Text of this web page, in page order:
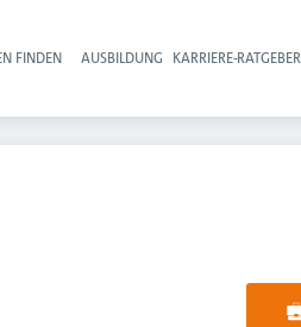
Haupt-Navigation
FINDEN AUSBILDUNG KARRIERE-RATGEBER